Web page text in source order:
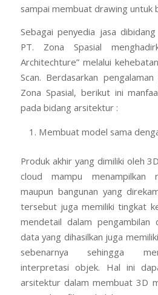
sampai membuat drawing untuk
Sebagai penyedia jasa
PT. Zona Spasial
Architechture” melalui
Scan. Berdasarkan
Zona Spasial, berikut ini
pada bidang arsitektur :
Membuat model sama
Produk akhir yang dimiliki oleh
cloud mampu
maupun bangunan yang
tersebut juga memiliki tingkat
mendetail dalam pengambilan
data yang dihasilkan juga
sebenarnya sehingga
interpretasi objek. Hal ini
arsitektur dalam membuat 3D